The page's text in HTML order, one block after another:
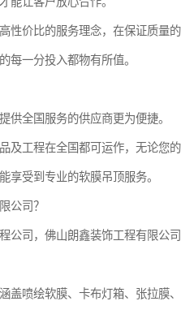
性价比的服务理念，在保证质量的
每一分投入都物有所值。
供全国服务的供应商更为便捷。
及工程在全国都可运作，无论您的
享受到专业的软膜吊顶服务。
公司？
公司，佛山朗鑫装饰工程有限公司
盖喷绘软膜、卡布灯箱、张拉膜、